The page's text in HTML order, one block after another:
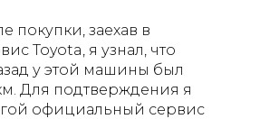
покупки, заехав в
Toyota, я узнал, что
у этой машины был
Для подтверждения я
официальный сервис